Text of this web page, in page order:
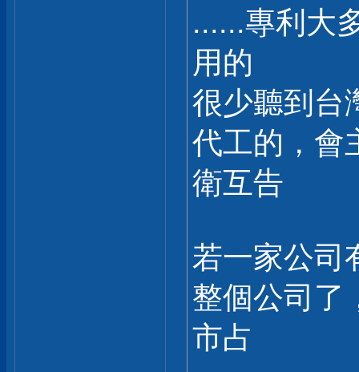
......專利大
用的
很少聽到台
代工的，會
衛互告
若一家公司
整個公司了
市占